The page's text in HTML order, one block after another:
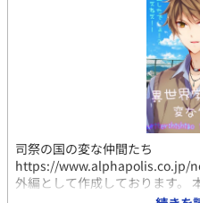
司祭の国の変な仲間たち
https://www.alphapolis.co.jp/
外編として作成しております。
です。 突発的に書いてるので不